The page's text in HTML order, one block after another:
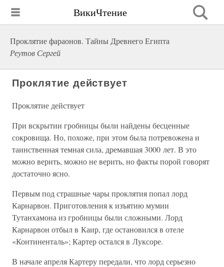
ВикиЧтение
Проклятие фараонов. Тайны Древнего Египта
Реутов Сергей
Проклятие действует
Проклятие действует
При вскрытии гробницы были найдены бесценные
сокровища. Но, похоже, при этом была потревожена и
таинственная темная сила, дремавшая 3000 лет. В это
можно верить, можно не верить, но факты порой говорят
достаточно ясно.
Первым под страшные чары проклятия попал лорд
Карнарвон. Приготовления к изъятию мумии
Тутанхамона из гробницы были сложными. Лорд
Карнарвон отбыл в Каир, где остановился в отеле
«Континенталь»; Картер остался в Луксоре.
В начале апреля Картеру передали, что лорд серьезно